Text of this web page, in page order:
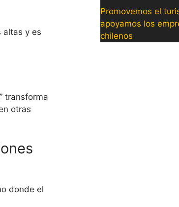
altas y es
transforma
otras
donde el
Promovemos el
apoyamos los
chilenos